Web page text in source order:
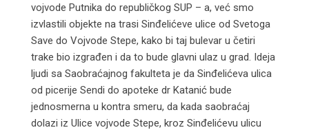
vojvode Putnika do republičkog SUP – a, već smo
izvlastili objekte na trasi Sinđelićeve ulice od Svetoga
Save do Vojvode Stepe, kako bi taj bulevar u četiri
trake bio izgrađen i da to bude glavni ulaz u grad. Ideja
ljudi sa Saobraćajnog fakulteta je da Sinđelićeva ulica
od picerije Sendi do apoteke dr Katanić bude
jednosmerna u kontra smeru, da kada saobraćaj
dolazi iz Ulice vojvode Stepe, kroz Sinđelićevu ulicu